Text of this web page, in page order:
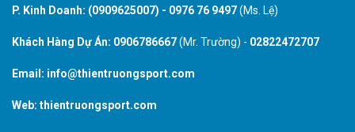
P. Kinh Doanh: (0909625007) - 0976 76 9497(Ms. Lệ)
Khách Hàng Dự Án: 0906786667(Mr. Trường) - 02822472707
Email: info@thientruongsport.com
Web: thientruongsport.com